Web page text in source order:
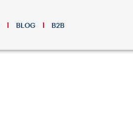
BLOG B2B